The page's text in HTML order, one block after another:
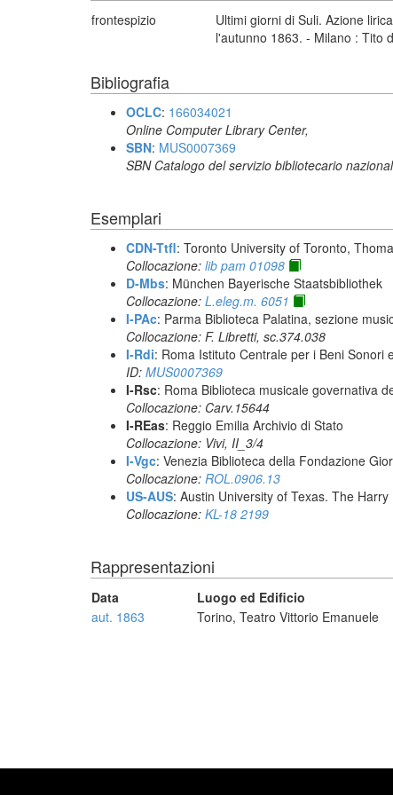
frontespizio
Ultimi giorni di Suli. Azione
l'autunno 1863. - Milano : Tito
Bibliografia
OCLC: 166034021
Online Computer Library Center,
SBN: MUS0007369
SBN Catalogo del servizio bibliotecario
Esemplari
CDN-Ttfl: Toronto University of Toronto,
Collocazione: lib pam 01098
D-Mbs: München Bayerische Staatsbibliothek
Collocazione: L.eleg.m. 6051
I-PAc: Parma Biblioteca Palatina, sezione
Collocazione: F. Libretti, sc.374.038
I-Rdi: Roma Istituto Centrale per i Beni Sonori
ID: MUS0007369
I-Rsc: Roma Biblioteca musicale governativa
Collocazione: Carv.15644
I-REas: Reggio Emilia Archivio di Stato
Collocazione: Vivi, II_3/4
I-Vgc: Venezia Biblioteca della Fondazione
Collocazione: ROL.0906.13
US-AUS: Austin University of Texas. The
Collocazione: KL-18 2199
Rappresentazioni
Data Luogo ed Edificio
aut. 1863
Torino, Teatro Vittorio Emanuele